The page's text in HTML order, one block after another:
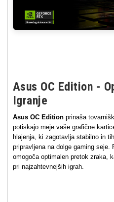
Asus OC Edition -
Igranje
Asus OC Edition prinaša
potiskajo meje vaše grafične
hlajenja, ki zagotavlja stabilno in
pripravljena na dolge gaming seje.
omogoča optimalen pretok zraka,
pri najzahtevnejših igrah.